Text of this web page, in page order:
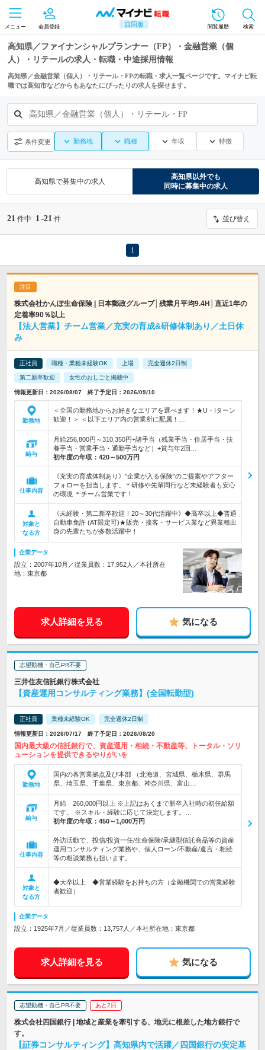
四国版
メニュー 会員登録 閲覧履歴 検索
高知県／ファイナンシャルプランナー（FP）・金融営業（個
人）・リテールの求人・転職・中途採用情報
高知県／金融営業（個人）・リテール・FPの転職・求人一覧ページです。マイナビ転
職では高知市などからもあなたにぴったりの求人を探せます。
高知県／金融営業（個人）・リテール・FP
条件変更 勤務地 職種 年収 特徴
高知県で募集中の求人
高知県以外でも
同時に募集中の求人
21 件中 1 -21 件 並び替え
1
株式会社かんぽ生命保険 | 日本郵政グループ│残業月平均9.4H│直近1年の
定着率90％以上
【法人営業】チーム営業／充実の育成&研修体制あり／土日休
み
正社員 職種・業種未経験OK 上場 完全週休2日制
第二新卒歓迎 女性のおしごと掲載中
情報更新日：2026/08/07 終了予定日：2026/09/10
勤務地
＜全国の勤務地からお好きなエリアを選べます！★U・Iターン
歓迎！＞ ＜以下エリア内の営業所に配属！…
給与
月給256,800円～310,350円+諸手当（残業手当・住居手当・扶
養手当・営業手当・通勤手当など）+賞与年2回…
初年度の年収： 420～500万円
仕事内容
《充実の育成体制あり》"企業が入る保険"のご提案やアフター
フォローを担当します。＊研修や先輩同行など未経験者も安心
の環境 ＊チーム営業です！
対象と
なる方
《未経験・第二新卒歓迎！20～30代活躍中》◆高卒以上◆普通
自動車免許 (AT限定可)★販売・接客・サービス業など異業種出
身の先輩たちが多数活躍中！
企業データ
設立：2007年10月／従業員数：17,952人／本社所在
地：東京都
求人詳細を見る 気になる
志望動機・自己PR不要
三井住友信託銀行株式会社
【資産運用コンサルティング業務】(全国転勤型)
正社員 業種未経験OK 完全週休2日制
情報更新日：2026/07/17 終了予定日：2026/08/20
国内最大級の信託銀行で、資産運用・相続・不動産等、トータル・ソリ
ューションを提供できるやりがいを
勤務地
国内の各営業拠点及び本部 （北海道、宮城県、栃木県、群馬
県、埼玉県、千葉県、東京都、神奈川県、富山…
給与
月給 260,000円以上 ※上記はあくまで新卒入社時の初任給額
です。 ※スキル・経験に応じて決定します。…
初年度の年収： 450～1,000万円
仕事内容
外訪活動で、投信/投資一任/生命保険/承継型信託商品等の資産
運用コンサルティング業務や、個人ローン/不動産/遺言・相続
等の相談業務も担います。
対象と
なる方
◆大卒以上 ◆営業経験をお持ちの方（金融機関での営業経験
者歓迎）
企業データ
設立：1925年7月／従業員数：13,757人／本社所在地：東京都
求人詳細を見る 気になる
志望動機・自己PR不要 あと2日
株式会社四国銀行 | 地域と産業を牽引する、地元に根差した地方銀行で
す。
【証券コンサルティング】高知県内で活躍／四国銀行の安定基